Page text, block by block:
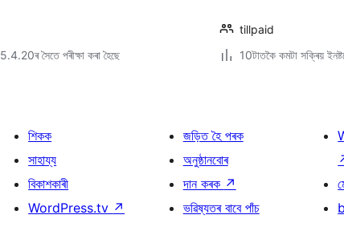
5.4.20ৰ সৈতে পৰীক্ষা কৰা হৈছে
tillpaid
10টাতকৈ কমটা সক্ৰিয়
শিকক
সাহায্য
বিকাশকাৰী
WordPress.tv ↗
জড়িত হৈ পৰক
অনুষ্ঠানবোৰ
দান কৰক ↗
ভৱিষ্যতৰ বাবে পাঁচ